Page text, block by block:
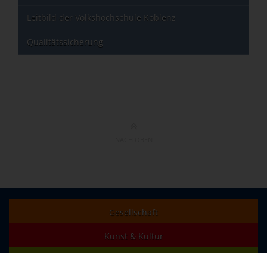
Leitbild der Volkshochschule Koblenz
Qualitätssicherung
Gesellschaft
Kunst & Kultur